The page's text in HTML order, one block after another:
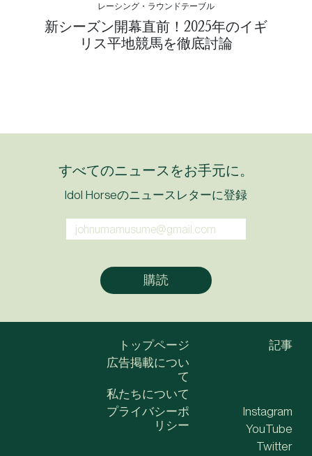
レーシング・ラウンドテーブル
新シーズン開幕直前！2025年のイギ
リス平地競馬を徹底討論
すべてのニュースをお手元に。
Idol Horseのニュースレターに登録
トップページ
広告掲載につい
て
私たちについて
記事
プライバシーポ
リシー
Instagram
YouTube
Twitter